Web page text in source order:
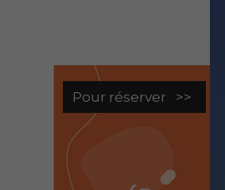
Pour réserver >>